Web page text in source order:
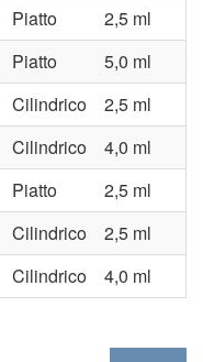
Piatto
2,5 ml
Piatto
5,0 ml
Cilindrico
2,5 ml
Cilindrico
4,0 ml
Piatto
2,5 ml
Cilindrico
2,5 ml
Cilindrico 4,0 ml